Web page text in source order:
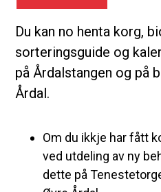
Du kan no henta korg,
sorteringsguide og
på Årdalstangen og på
Årdal.
Om du ikkje har fått
ved utdeling av ny
dette på